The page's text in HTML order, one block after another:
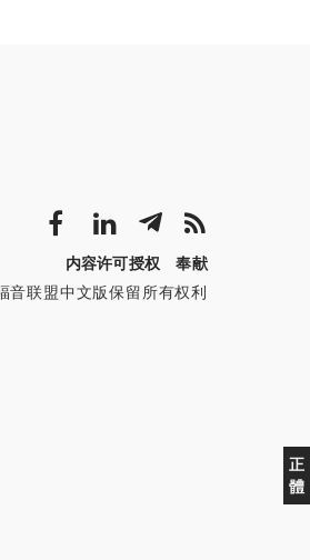
正
體
内容许可授权
奉献
音联盟中文版保留所有权利